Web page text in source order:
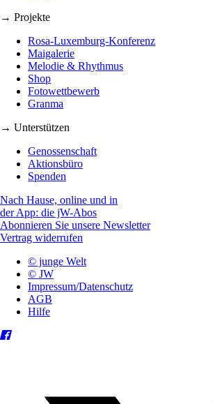
→ Projekte
Rosa-Luxemburg-Konferenz
Maigalerie
Melodie & Rhythmus
Shop
Fotowettbewerb
Granma
→ Unterstützen
Genossenschaft
Aktionsbüro
Spenden
Nach Hause, online und in
der App: die jW-Abos
Abonnieren Sie unsere Newsletter
Vertrag widerrufen
© junge Welt
© JW
Impressum/Datenschutz
AGB
Hilfe